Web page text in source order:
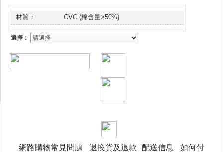
材質： CVC (棉含量>50%)
選擇：
網路購物常見問題 退換貨及退款 配送信息
如何付